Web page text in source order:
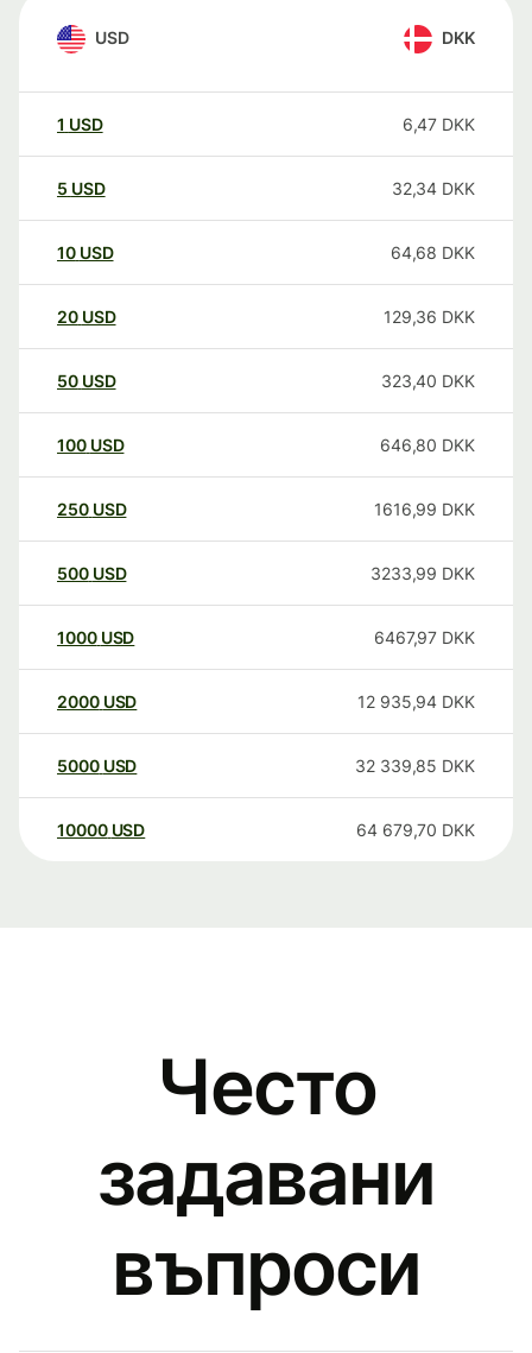
USD DKK
1 USD 6,47 DKK
5 USD 32,34 DKK
10 USD 64,68 DKK
20 USD 129,36 DKK
50 USD 323,40 DKK
100 USD 646,80 DKK
250 USD 1616,99 DKK
500 USD 3233,99 DKK
1000 USD 6467,97 DKK
2000 USD 12 935,94 DKK
5000 USD 32 339,85 DKK
10000 USD 64 679,70 DKK
Често
задавани
въпроси